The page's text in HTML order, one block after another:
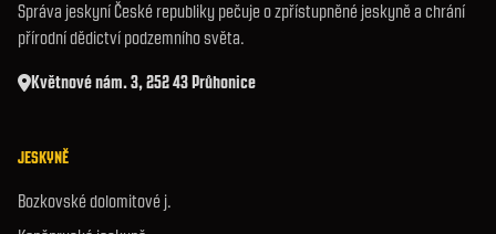
Správa jeskyní České republiky pečuje o zpřístupněné jeskyně a chrání
přírodní dědictví podzemního světa.
Květnové nám. 3, 252 43 Průhonice
JESKYNĚ
Bozkovské dolomitové j.